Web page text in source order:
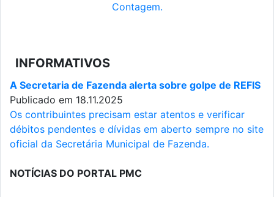
Contagem.
INFORMATIVOS
A Secretaria de Fazenda alerta sobre golpe de REFIS
Publicado em 18.11.2025
Os contribuintes precisam estar atentos e verificar
débitos pendentes e dívidas em aberto sempre no site
oficial da Secretária Municipal de Fazenda.
NOTÍCIAS DO PORTAL PMC